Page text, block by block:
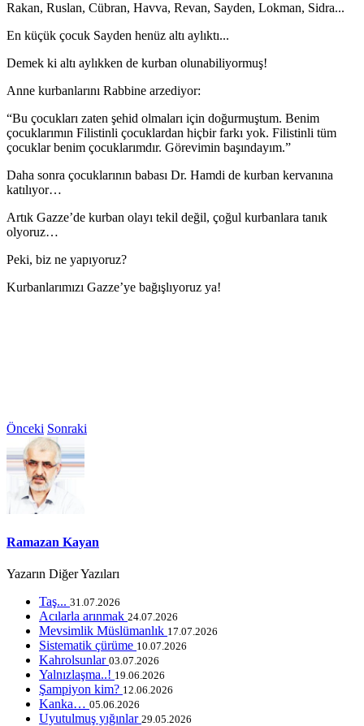
Rakan, Ruslan, Cübran, Havva, Revan, Sayden, Lokman, Sidra...
En küçük çocuk Sayden henüz altı aylıktı...
Demek ki altı aylıkken de kurban olunabiliyormuş!
Anne kurbanlarını Rabbine arzediyor:
“Bu çocukları zaten şehid olmaları için doğurmuştum. Benim
çocuklarımın Filistinli çocuklardan hiçbir farkı yok. Filistinli tüm
çocuklar benim çocuklarımdır. Görevimin başındayım.”
Daha sonra çocuklarının babası Dr. Hamdi de kurban kervanına
katılıyor…
Artık Gazze’de kurban olayı tekil değil, çoğul kurbanlara tanık
olyoruz…
Peki, biz ne yapıyoruz?
Kurbanlarımızı Gazze’ye bağışlıyoruz ya!
Önceki Sonraki
Ramazan Kayan
Yazarın Diğer Yazıları
Taş... 31.07.2026
Acılarla arınmak 24.07.2026
Mevsimlik Müslümanlık 17.07.2026
Sistematik çürüme 10.07.2026
Kahrolsunlar 03.07.2026
Yalnızlaşma..! 19.06.2026
Şampiyon kim? 12.06.2026
Kanka… 05.06.2026
Uyutulmuş yığınlar 29.05.2026